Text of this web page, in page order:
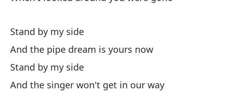
Stand by my side
And the pipe dream is yours now
Stand by my side
And the singer won't get in our way